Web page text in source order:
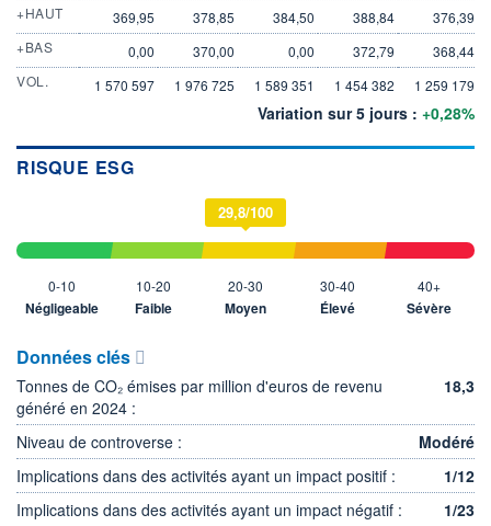
+HAUT
369,95 378,85 384,50 388,84
376,39
+BAS
0,00 370,00 0,00 372,79
368,44
VOL.
1 570 597 1 976 725 1 589 351 1 454 382 1 259 179
Variation sur 5 jours : +0,28%
RISQUE ESG
0-10
Négligeable
10-20
Faible
29,8/100
20-30
Moyen
30-40
Élevé
40+
Sévère
Données clés
Tonnes de CO₂ émises par million d'euros de revenu
généré en 2024 :
18,3
Niveau de controverse :
Modéré
Implications dans des activités ayant un impact positif :
1/12
Implications dans des activités ayant un impact négatif :
1/23